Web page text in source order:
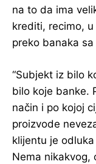
na to da ima
krediti, recimo,
preko banaka
“Subjekt iz bilo
bilo koje banke.
način i po kojoj
proizvode
klijentu je
Nema nikakvog,